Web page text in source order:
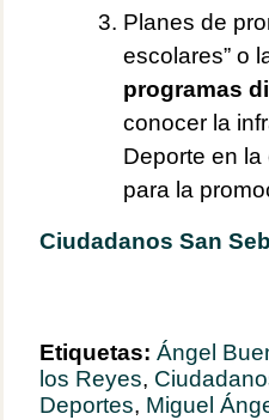
Planes de
escolares” o
programas
conocer la
Deporte en
para la
Ciudadanos San
Etiquetas: Ángel
los Reyes,
Deportes, Miguel